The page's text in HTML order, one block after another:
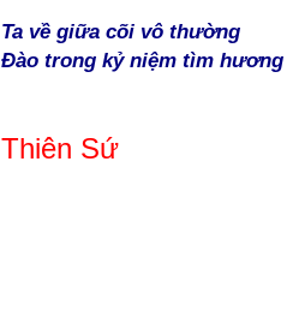
Ta về giữa cõi vô thường
Đào trong kỷ niệm tìm hương
Thiên Sứ